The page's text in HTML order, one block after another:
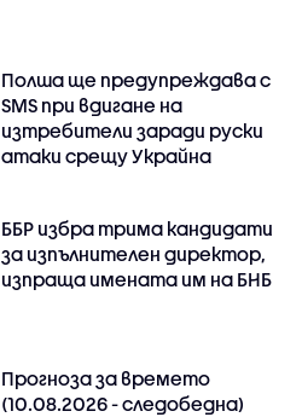
Полша ще предупреждава с
SMS при вдигане на
изтребители заради руски
атаки срещу Украйна
ББР избра трима кандидати
за изпълнителен директор,
изпраща имената им на БНБ
Прогноза за времето
(10.08.2026 - следобедна)